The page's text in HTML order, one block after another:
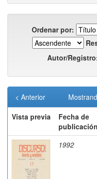
Ordenar por:
Autor/
< Anterior
Vista previa
Fecha de
publicación
1992